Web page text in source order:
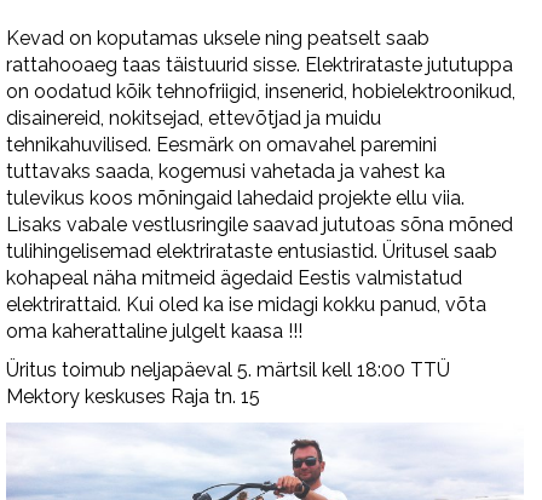
Kevad on koputamas uksele ning peatselt saab
rattahooaeg taas täistuurid sisse. Elektrirataste jututuppa
on oodatud kõik tehnofriigid, insenerid, hobielektroonikud,
disainereid, nokitsejad, ettevõtjad ja muidu
tehnikahuvilised. Eesmärk on omavahel paremini
tuttavaks saada, kogemusi vahetada ja vahest ka
tulevikus koos mõningaid lahedaid projekte ellu viia.
Lisaks vabale vestlusringile saavad jututoas sõna mõned
tulihingelisemad elektrirataste entusiastid. Üritusel saab
kohapeal näha mitmeid ägedaid Eestis valmistatud
elektrirattaid. Kui oled ka ise midagi kokku panud, võta
oma kaherattaline julgelt kaasa !!!
Üritus toimub neljapäeval 5. märtsil kell 18:00 TTÜ
Mektory keskuses Raja tn. 15